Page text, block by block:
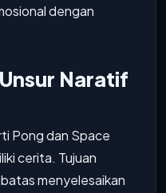
dengan
Naratif
Pong dan Space
cerita. Tujuan
menyelesaikan